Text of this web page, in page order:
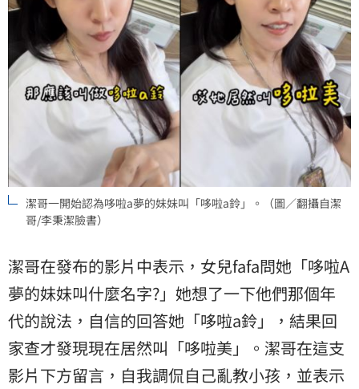
潔哥一開始認為哆啦a夢的妹妹叫「哆啦a鈴」。（圖／翻攝自潔
哥/李秉潔臉書）
潔哥在發布的影片中表示，女兒fafa問她「哆啦A
夢的妹妹叫什麼名字?」她想了一下他們那個年
代的說法，自信的回答她「哆啦a鈴」，結果回
家查才發現現在居然叫「哆啦美」。潔哥在這支
影片下方留言，自我調侃自己亂教小孩，並表示